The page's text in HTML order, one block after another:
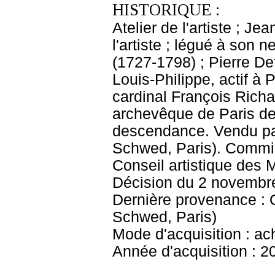
HISTORIQUE :
Atelier de l'artiste ;
l'artiste ; légué à son
(1727-1798) ; Pierre
Louis-Philippe, actif à
cardinal François
archevêque de Paris
descendance. Vendu
Schwed, Paris).
Conseil artistique des
Décision du 2
Dernière provenance :
Schwed, Paris)
Mode d'acquisition :
Année d'acquisition :